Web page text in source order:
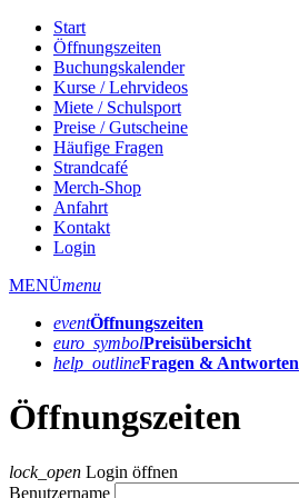
Start
Öffnungszeiten
Buchungskalender
Kurse / Lehrvideos
Miete / Schulsport
Preise / Gutscheine
Häufige Fragen
Strandcafé
Merch-Shop
Anfahrt
Kontakt
Login
MENÜmenu
eventÖffnungs­zeiten
euro_symbolPreis­übersicht
help_outlineFragen & Antworten
Öffnungszeiten
lock_open Login öffnen
Benutzername